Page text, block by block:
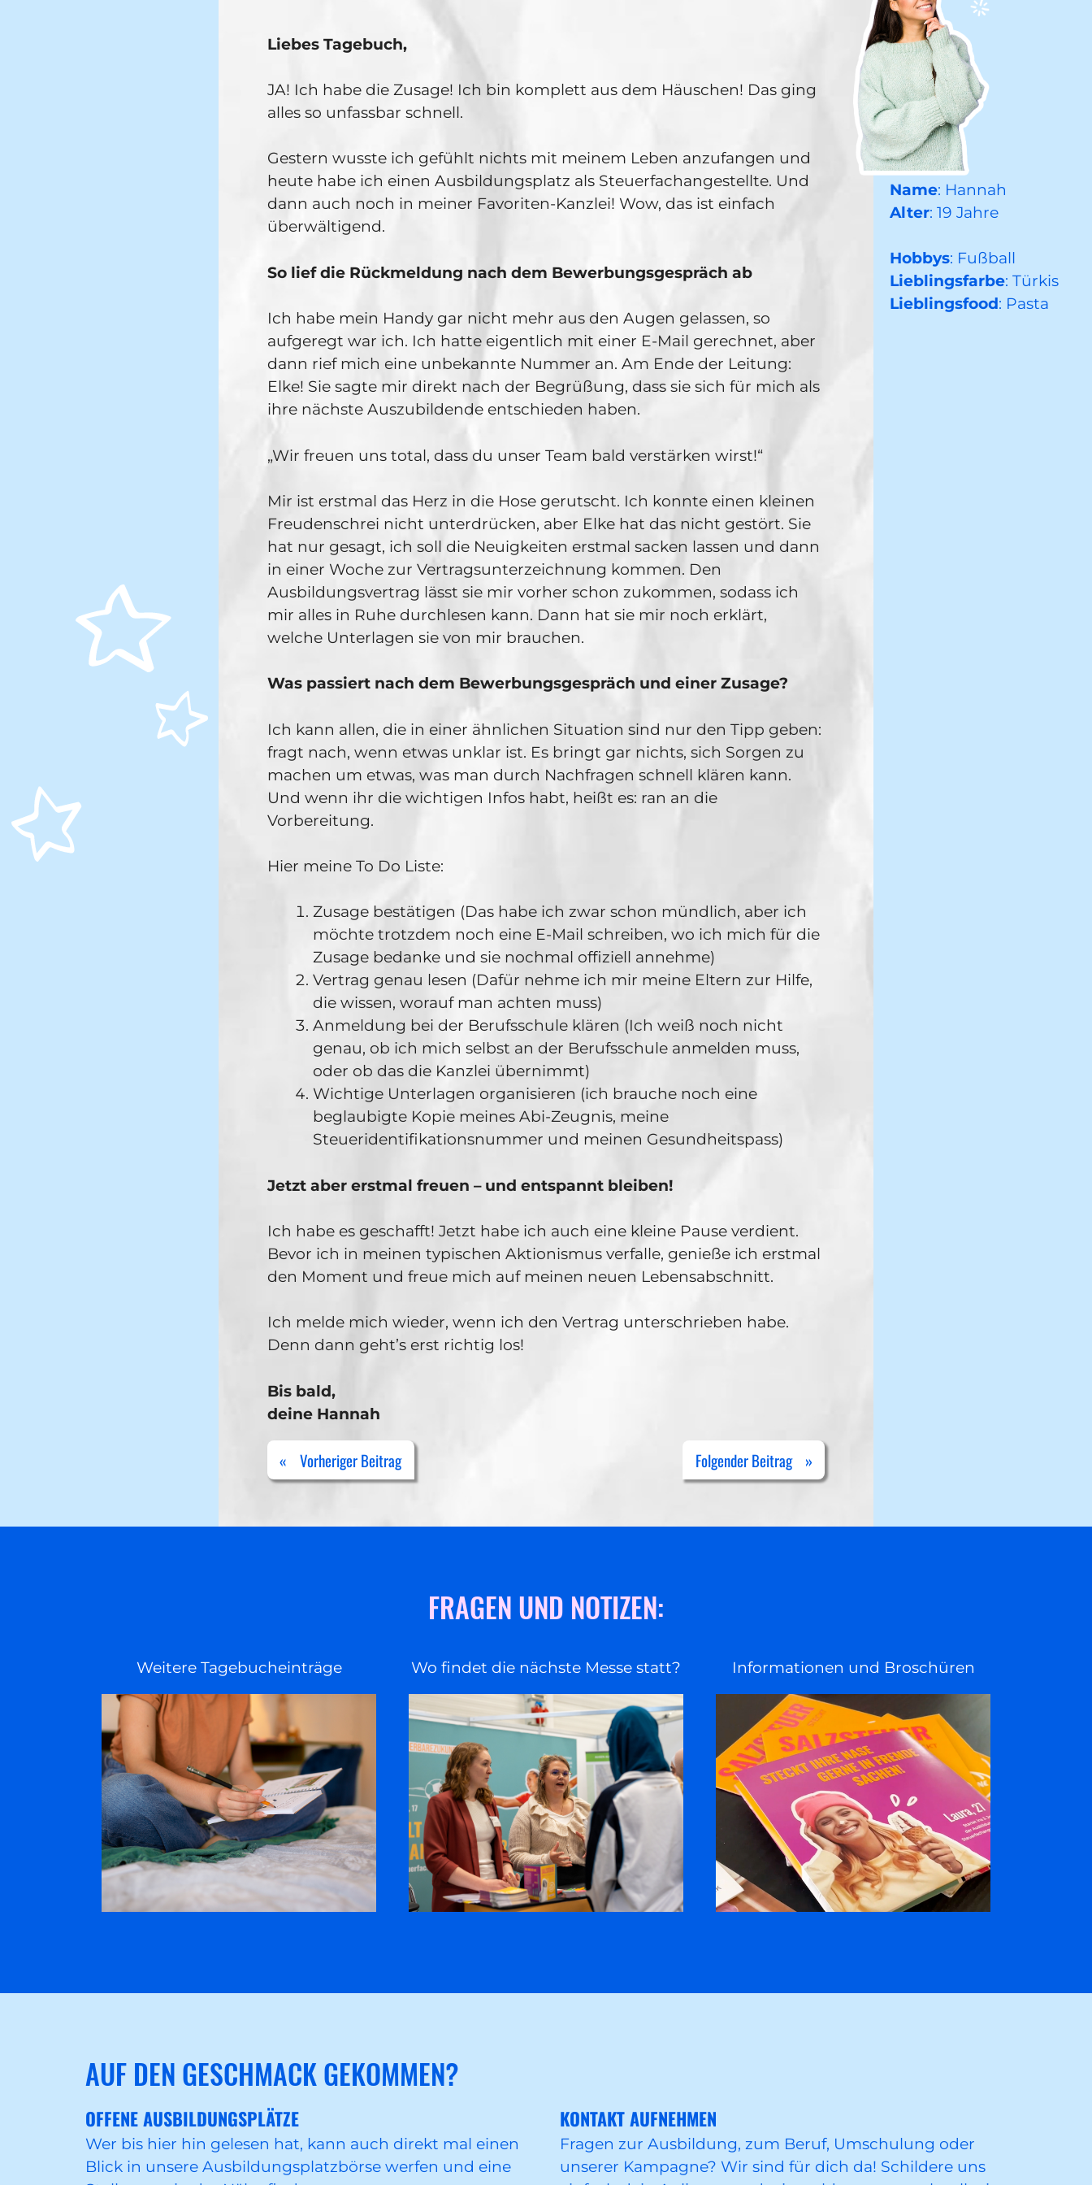
Liebes Tagebuch,
JA! Ich habe die Zusage! Ich bin komplett aus dem Häuschen! Das ging
alles so unfassbar schnell.
Gestern wusste ich gefühlt nichts mit meinem Leben anzufangen und
heute habe ich einen Ausbildungsplatz als Steuerfachangestellte. Und
dann auch noch in meiner Favoriten-Kanzlei! Wow, das ist einfach
überwältigend.
So lief die Rückmeldung nach dem Bewerbungsgespräch ab
Ich habe mein Handy gar nicht mehr aus den Augen gelassen, so
aufgeregt war ich. Ich hatte eigentlich mit einer E-Mail gerechnet, aber
dann rief mich eine unbekannte Nummer an. Am Ende der Leitung:
Elke! Sie sagte mir direkt nach der Begrüßung, dass sie sich für mich als
ihre nächste Auszubildende entschieden haben.
„Wir freuen uns total, dass du unser Team bald verstärken wirst!“
Mir ist erstmal das Herz in die Hose gerutscht. Ich konnte einen kleinen
Freudenschrei nicht unterdrücken, aber Elke hat das nicht gestört. Sie
hat nur gesagt, ich soll die Neuigkeiten erstmal sacken lassen und dann
in einer Woche zur Vertragsunterzeichnung kommen. Den
Ausbildungsvertrag lässt sie mir vorher schon zukommen, sodass ich
mir alles in Ruhe durchlesen kann. Dann hat sie mir noch erklärt,
welche Unterlagen sie von mir brauchen.
Was passiert nach dem Bewerbungsgespräch und einer Zusage?
Ich kann allen, die in einer ähnlichen Situation sind nur den Tipp geben:
fragt nach, wenn etwas unklar ist. Es bringt gar nichts, sich Sorgen zu
machen um etwas, was man durch Nachfragen schnell klären kann.
Und wenn ihr die wichtigen Infos habt, heißt es: ran an die
Vorbereitung.
Hier meine To Do Liste:
Zusage bestätigen (Das habe ich zwar schon mündlich, aber ich
möchte trotzdem noch eine E-Mail schreiben, wo ich mich für die
Zusage bedanke und sie nochmal offiziell annehme)
Vertrag genau lesen (Dafür nehme ich mir meine Eltern zur Hilfe,
die wissen, worauf man achten muss)
Anmeldung bei der Berufsschule klären (Ich weiß noch nicht
genau, ob ich mich selbst an der Berufsschule anmelden muss,
oder ob das die Kanzlei übernimmt)
Wichtige Unterlagen organisieren (ich brauche noch eine
beglaubigte Kopie meines Abi-Zeugnis, meine
Steueridentifikationsnummer und meinen Gesundheitspass)
Jetzt aber erstmal freuen – und entspannt bleiben!
Ich habe es geschafft! Jetzt habe ich auch eine kleine Pause verdient.
Bevor ich in meinen typischen Aktionismus verfalle, genieße ich erstmal
den Moment und freue mich auf meinen neuen Lebensabschnitt.
Ich melde mich wieder, wenn ich den Vertrag unterschrieben habe.
Denn dann geht’s erst richtig los!
Bis bald,
deine Hannah
« Vorheriger Beitrag Folgender Beitrag »
Name: Hannah
Alter: 19 Jahre
Hobbys: Fußball
Lieblingsfarbe: Türkis
Lieblingsfood: Pasta
FRAGEN UND NOTIZEN:
Weitere Tagebucheinträge Wo findet die nächste Messe statt? Informationen und Broschüren
AUF DEN GESCHMACK GEKOMMEN?
OFFENE AUSBILDUNGSPLÄTZE
Wer bis hier hin gelesen hat, kann auch direkt mal einen
Blick in unsere Ausbildungsplatzbörse werfen und eine
KONTAKT AUFNEHMEN
Fragen zur Ausbildung, zum Beruf, Umschulung oder
unserer Kampagne? Wir sind für dich da! Schildere uns